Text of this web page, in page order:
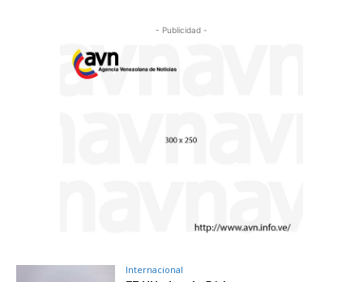
- Publicidad -
Internacional